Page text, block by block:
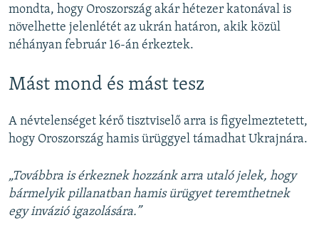
mondta, hogy Oroszország akár hétezer katonával is
növelhette jelenlétét az ukrán határon, akik közül
néhányan február 16-án érkeztek.
Mást mond és mást tesz
A névtelenséget kérő tisztviselő arra is figyelmeztetett,
hogy Oroszország hamis ürüggyel támadhat Ukrajnára.
„Továbbra is érkeznek hozzánk arra utaló jelek, hogy
bármelyik pillanatban hamis ürügyet teremthetnek
egy invázió igazolására.”